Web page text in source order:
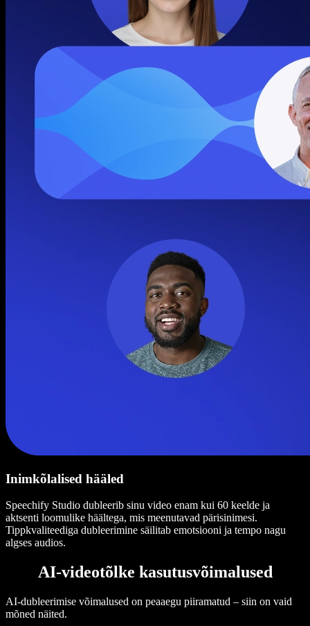
Inimkõlalised hääled
Speechify Studio dubleerib sinu video enam kui 60 keelde ja
aktsenti loomulike häältega, mis meenutavad pärisinimesi.
Tippkvaliteediga dubleerimine säilitab emotsiooni ja tempo nagu
algses audios.
AI-videotõlke kasutusvõimalused
AI-dubleerimise võimalused on peaaegu piiramatud – siin on vaid
mõned näited.